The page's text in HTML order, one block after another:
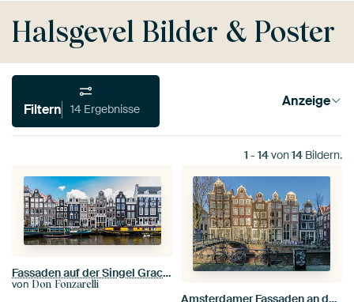
Halsgevel Bilder & Poster
Filtern 14 Ergebnisse Anzeige
1 - 14von14 Bildern.
Fassaden auf der Singel Gracht in Amsterdam.
von Don Fonzarelli
Amsterdamer Fassaden an der Brouwersgracht.